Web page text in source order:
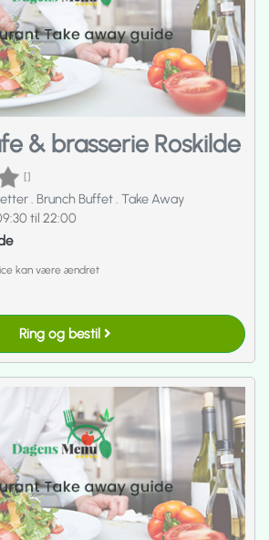
& brasserie Roskilde
[]
. Brunch Buffet. Take Away
til 22:00
kan være ændret
Ring og bestil